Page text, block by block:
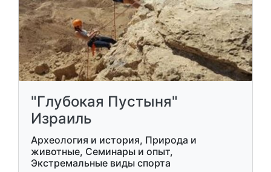
"Глубокая Пустыня"
Израиль
Археология и история, Природа и
животные, Семинары и опыт,
Экстремальные виды спорта